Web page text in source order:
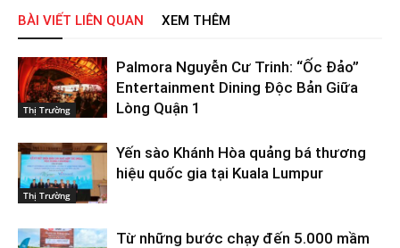
BÀI VIẾT LIÊN QUAN XEM THÊM
Thị Trường
Palmora Nguyễn Cư Trinh: “Ốc Đảo”
Entertainment Dining Độc Bản Giữa
Lòng Quận 1
Thị Trường
Yến sào Khánh Hòa quảng bá thương
hiệu quốc gia tại Kuala Lumpur
Từ những bước chạy đến 5.000 mầm